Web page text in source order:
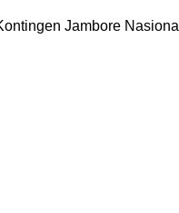
Jambore Nasional